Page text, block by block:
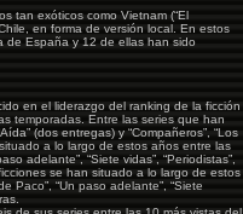
tan exóticos como Vietnam (“El
en forma de versión local. En estos
de España y 12 de ellas han sido
en el liderazgo del ranking de la ficción
temporadas. Entre las series que han
(dos entregas) y “Compañeros”, “Los
a lo largo de estos años entre las
adelante”, “Siete vidas”, “Periodistas”,
se han situado a lo largo de estos
Paco”, “Un paso adelante”, “Siete